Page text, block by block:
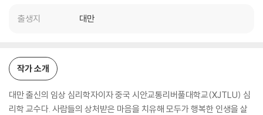
출생지 대만
작가 소개
대만 출신의 임상 심리학자이자 중국 시안교통리버풀대학교(XJTLU) 심
리학 교수다. 사람들의 상처받은 마음을 치유해 모두가 행복한 인생을 살